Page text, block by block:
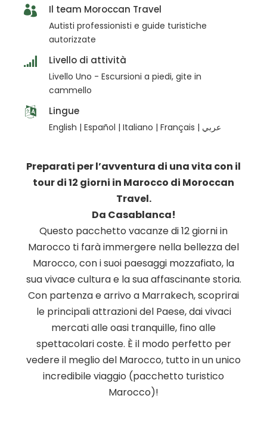
Il team Moroccan Travel
Autisti professionisti e guide turistiche
autorizzate
Livello di attività
Livello Uno - Escursioni a piedi, gite in
cammello
Lingue
English | Español | Italiano | Français | عربي
Preparati per l’avventura di una vita con il
tour di 12 giorni in Marocco di Moroccan
Travel.
Da Casablanca!
Questo pacchetto vacanze di 12 giorni in
Marocco ti farà immergere nella bellezza del
Marocco, con i suoi paesaggi mozzafiato, la
sua vivace cultura e la sua affascinante storia.
Con partenza e arrivo a Marrakech, scoprirai
le principali attrazioni del Paese, dai vivaci
mercati alle oasi tranquille, fino alle
spettacolari coste. È il modo perfetto per
vedere il meglio del Marocco, tutto in un unico
incredibile viaggio (pacchetto turistico
Marocco)!